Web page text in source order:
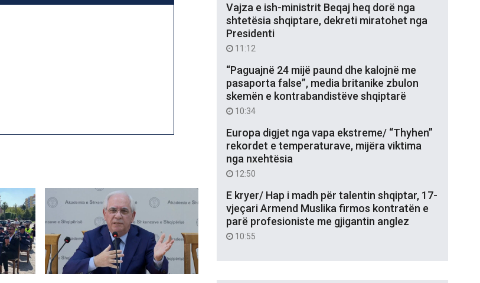
Vajza e ish-ministrit Beqaj heq dorë nga
shtetësia shqiptare, dekreti miratohet nga
Presidenti
11:12
“Paguajnë 24 mijë paund dhe kalojnë me
pasaporta false”, media britanike zbulon
skemën e kontrabandistëve shqiptarë
10:34
Europa digjet nga vapa ekstreme/ “Thyhen”
rekordet e temperaturave, mijëra viktima
nga nxehtësia
12:50
E kryer/ Hap i madh për talentin shqiptar, 17-
vjeçari Armend Muslika firmos kontratën e
parë profesioniste me gjigantin anglez
10:55